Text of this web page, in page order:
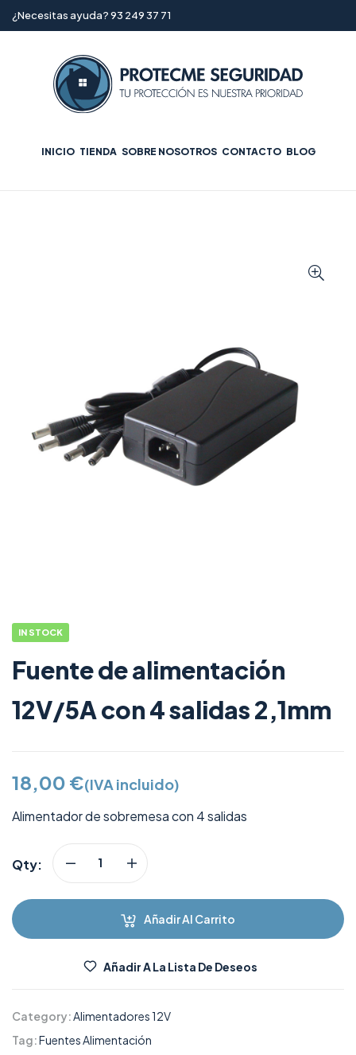
¿Necesitas ayuda? 93 249 37 71
INICIO TIENDA SOBRE NOSOTROS CONTACTO BLOG
IN STOCK
Fuente de alimentación
12V/5A con 4 salidas 2,1mm
18,00 €(IVA incluido)
Alimentador de sobremesa con 4 salidas
Qty:
Añadir Al Carrito
Añadir A La Lista De Deseos
Category: Alimentadores 12V
Tag:Fuentes Alimentación